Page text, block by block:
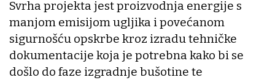
Svrha projekta jest proizvodnja energije s
manjom emisijom ugljika i povećanom
sigurnošću opskrbe kroz izradu tehničke
dokumentacije koja je potrebna kako bi se
došlo do faze izgradnje bušotine te